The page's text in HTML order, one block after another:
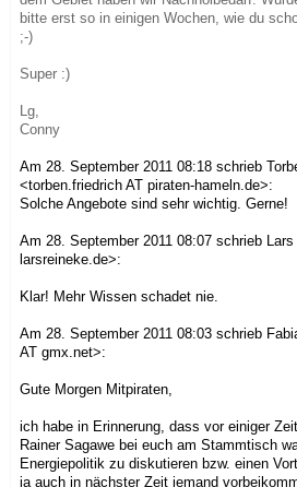
bitte erst so in einigen Wochen, wie du
;-)
Super :)
Lg,
Conny
Am 28. September 2011 08:18 schrieb
<torben.friedrich AT piraten-hameln.de>:
Solche Angebote sind sehr wichtig. Gerne!
Am 28. September 2011 08:07 schrieb
larsreineke.de>:
Klar! Mehr Wissen schadet nie.
Am 28. September 2011 08:03 schrieb
AT gmx.net>:
Gute Morgen Mitpiraten,
ich habe in Erinnerung, dass vor einiger
Rainer Sagawe bei euch am Stammtisch
Energiepolitik zu diskutieren bzw. einen
ja auch in nächster Zeit jemand